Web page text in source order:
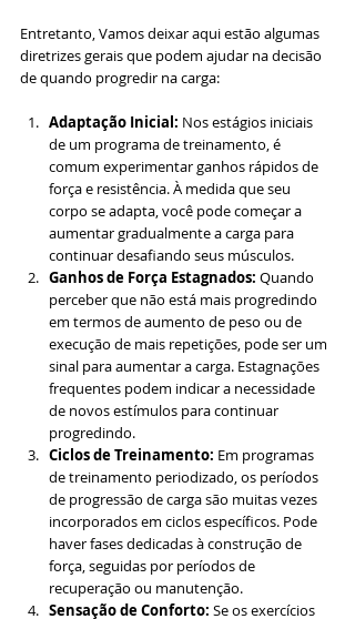
Entretanto, Vamos deixar aqui estão algumas
diretrizes gerais que podem ajudar na decisão
de quando progredir na carga:
Adaptação Inicial: Nos estágios iniciais
de um programa de treinamento, é
comum experimentar ganhos rápidos de
força e resistência. À medida que seu
corpo se adapta, você pode começar a
aumentar gradualmente a carga para
continuar desafiando seus músculos.
Ganhos de Força Estagnados: Quando
perceber que não está mais progredindo
em termos de aumento de peso ou de
execução de mais repetições, pode ser um
sinal para aumentar a carga. Estagnações
frequentes podem indicar a necessidade
de novos estímulos para continuar
progredindo.
Ciclos de Treinamento: Em programas
de treinamento periodizado, os períodos
de progressão de carga são muitas vezes
incorporados em ciclos específicos. Pode
haver fases dedicadas à construção de
força, seguidas por períodos de
recuperação ou manutenção.
Sensação de Conforto: Se os exercícios